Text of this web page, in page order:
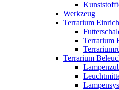
Werkzeug
Terrarium
Terrarium
Terrarium